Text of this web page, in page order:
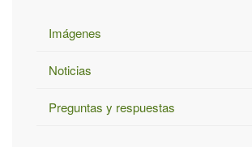
Imágenes
Noticias
Preguntas y respuestas